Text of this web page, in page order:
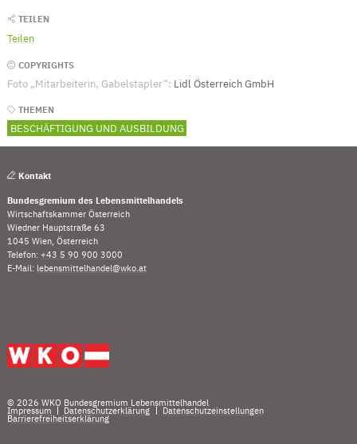
TEILEN
Teilen
COPYRIGHTS
Foto „Mitarbeiterin, Gabelstapler“: Lidl Österreich GmbH
THEMEN
BESCHÄFTIGUNG UND AUSBILDUNG
Kontakt
Bundesgremium des Lebensmittelhandels
Wirtschaftskammer Österreich
Wiedner Hauptstraße 63
1045 Wien, Österreich
Telefon: +43 5 90 900 3000
E-Mail: lebensmittelhandel@wko.at
Fußleistennavigation
© 2026 WKO Bundesgremium Lebensmittelhandel
Impressum Datenschutzerklärung Datenschutzeinstellungen
Barrierefreiheitserklärung